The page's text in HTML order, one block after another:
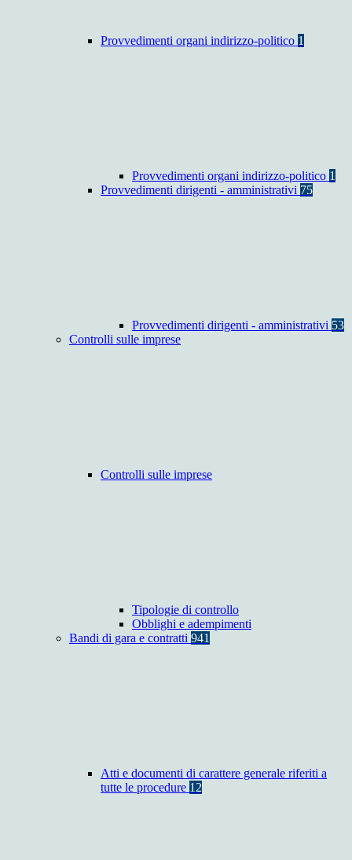
Provvedimenti organi indirizzo-politico 1
Provvedimenti organi indirizzo-politico 1
Provvedimenti dirigenti - amministrativi 75
Provvedimenti dirigenti - amministrativi 53
Controlli sulle imprese
Controlli sulle imprese
Tipologie di controllo
Obblighi e adempimenti
Bandi di gara e contratti 941
Atti e documenti di carattere generale riferiti a
tutte le procedure 12